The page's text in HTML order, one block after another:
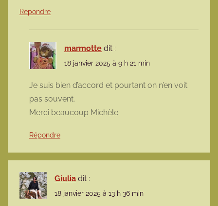
Répondre
marmotte dit :
18 janvier 2025 à 9 h 21 min
Je suis bien d’accord et pourtant on n’en voit
pas souvent.
Merci beaucoup Michèle.
Répondre
Giulia dit :
18 janvier 2025 à 13 h 36 min